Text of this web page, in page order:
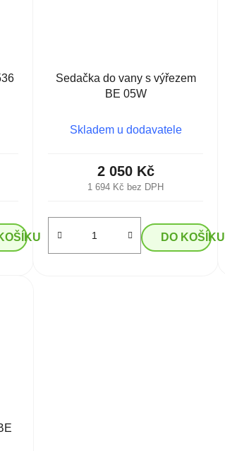
Sedačka do vany s výřezem
BE 05W
Skladem u dodavatele
1 694 Kč bez DPH
2 050 Kč
DO KOŠÍKU